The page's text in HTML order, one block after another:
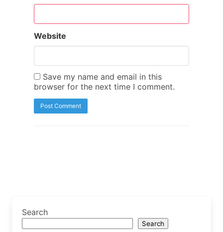
Website
Save my name and email in this
browser for the next time I comment.
Search
Search